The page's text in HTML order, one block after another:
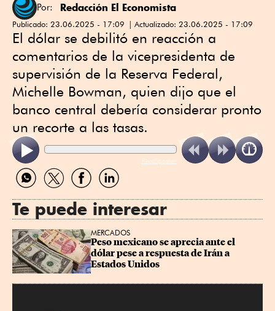
Por: Redacción El Economista
Publicado: 23.06.2025 - 17:09 Actualizado: 23.06.2025 - 17:09
El dólar se debilitó en reacción a
comentarios de la vicepresidenta de
supervisión de la Reserva Federal,
Michelle Bowman, quien dijo que el
banco central debería considerar pronto
un recorte a las tasas.
ReadSpeaker
Compartir
por
Compartir
por
Compartir
por
Compartir
por
Te puede interesar
MERCADOS
Peso mexicano se aprecia ante el
dólar pese a respuesta de Irán a
Estados Unidos